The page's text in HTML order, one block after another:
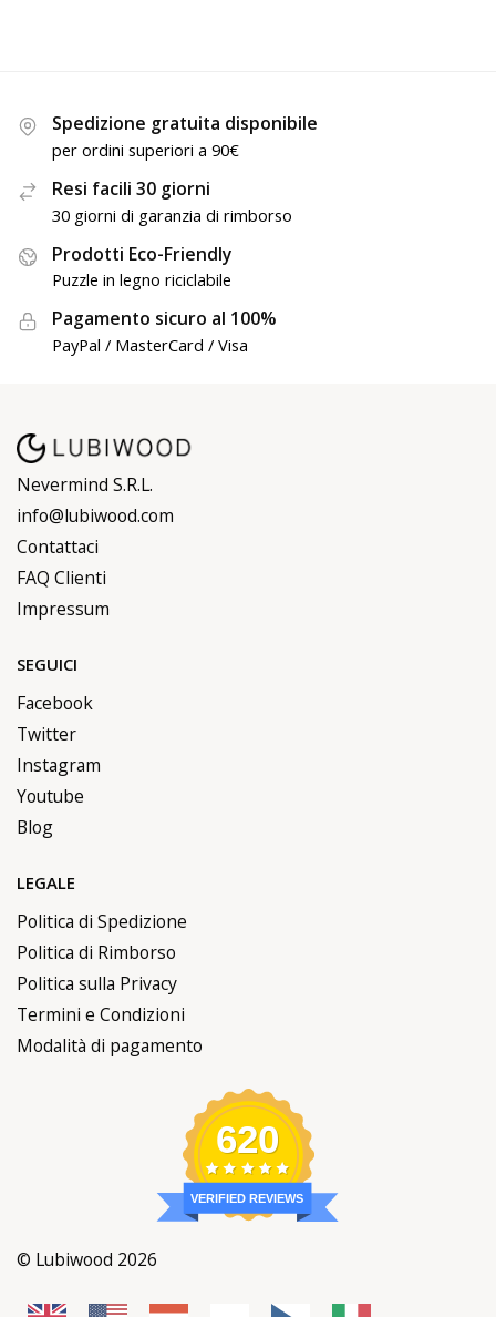
Spedizione gratuita disponibile
per ordini superiori a 90€
Resi facili 30 giorni
30 giorni di garanzia di rimborso
Prodotti Eco-Friendly
Puzzle in legno riciclabile
Pagamento sicuro al 100%
PayPal / MasterCard / Visa
Nevermind S.R.L.
info@lubiwood.com
Contattaci
FAQ Clienti
Impressum
SEGUICI
Facebook
Twitter
Instagram
Youtube
Blog
LEGALE
Politica di Spedizione
Politica di Rimborso
Politica sulla Privacy
Termini e Condizioni
Modalità di pagamento
620
VERIFIED REVIEWS
© Lubiwood 2026